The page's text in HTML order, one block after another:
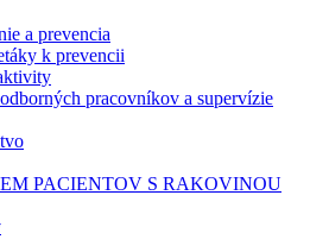
a prevencia
k prevencii
pracovníkov a supervízie
PACIENTOV S RAKOVINOU